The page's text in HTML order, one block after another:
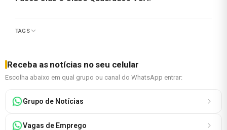
TAGS
Receba as notícias no seu celular
Escolha abaixo em qual grupo ou canal do WhatsApp entrar:
Grupo de Notícias
Vagas de Emprego